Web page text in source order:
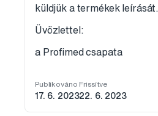
küldjük a termékek leírását.
Üvözlettel:
a Profimed csapata
Publikováno
17. 6. 2023
Frissítve
22. 6. 2023